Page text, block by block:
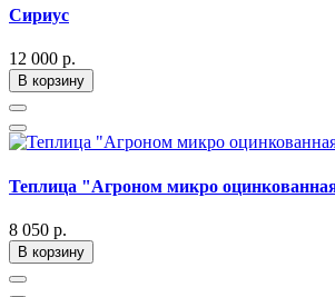
Сириус
12 000 р.
В корзину
Теплица "Агроном микро
8 050 р.
В корзину